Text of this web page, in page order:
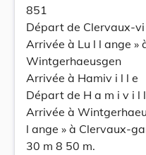
851
Départ de Clervaux-
Arrivée à Lu l l ange »
Wintgerhaeusgen
Arrivée à Hamiv i l l e
Départ de H a m i v i l
Arrivée à
l ange » à Clervaux-
30 m 8 50 m.